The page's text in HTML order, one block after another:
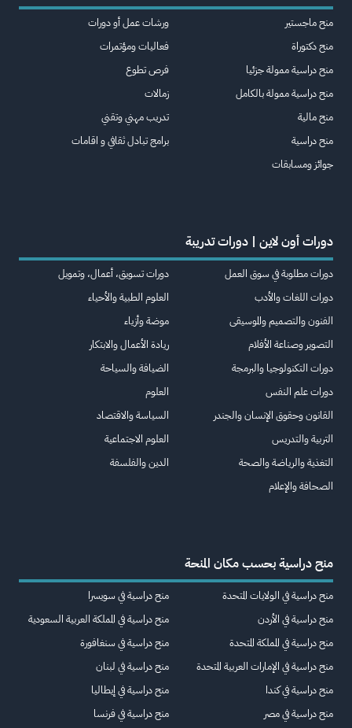
منح ماجستير
منح دكتوراة
منح دراسية ممولة جزئيا
منح دراسية ممولة بالكامل
منح مالية
منح دراسية
جوائز ومسابقات
ورشات عمل أو دورات
فعاليات ومؤتمرات
فرص تطوع
زمالات
تدريب مهني وتقني
برامج تبادل ثقافي و اقامات
دورات أون لاين | دورات تدريبة
دورات مطلوبة في سوق العمل
دورات اللغات والأدب
الفنون والتصميم والموسيقى
التصوير وصناعة الأفلام
دورات التكنولوجيا والبرمجة
دورات علم النفس
القانون وحقوق الإنسان والجندر
التربية والتدريس
التغذية والرياضة والصحة
الصحافة والإعلام
دورات تسويق، أعمال، وتمويل
العلوم الطبية والأحياء
موضة وأزياء
ريادة الأعمال والابتكار
الضيافة والسياحة
العلوم
السياسة والاقتصاد
العلوم الاجتماعية
الدين والفلسفة
منح دراسية بحسب مكان المنحة
منح دراسية في الولايات المتحدة
منح دراسية في الأردن
منح دراسية في المملكة المتحدة
منح دراسية في الإمارات العربية المتحدة
منح دراسية في كندا
منح دراسية في مصر
منح دراسية في سويسرا
منح دراسية في المملكة العربية السعودية
منح دراسية في سنغافورة
منح دراسية في لبنان
منح دراسية في إيطاليا
منح دراسية في فرنسا